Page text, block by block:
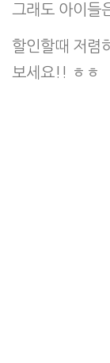
그래도 아이들
할인할때 저렴
보세요!! ㅎㅎ